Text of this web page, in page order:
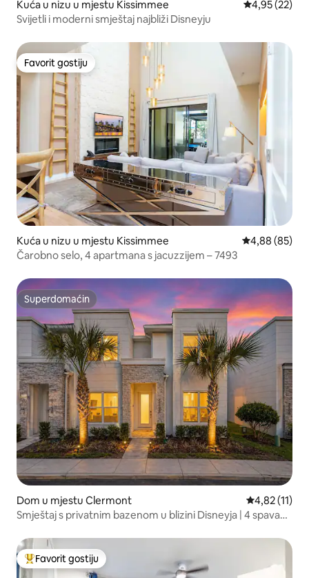
Kuća u nizu u mjestu Kissimmee Prosječna
4,95 (22)
Svijetli i moderni smještaj najbliži Disneyju
Favorit gostiju
Favorit gostiju
Kuća u nizu u mjestu Kissimmee Prosječna
4,88 (85)
Čarobno selo, 4 apartmana s jacuzzijem – 7493
Superdomaćin
Superdomaćin
Dom u mjestu Clermont Prosječna
4,82 (11)
Smještaj s privatnim bazenom u blizini Disneyja | 4 spavaće
Glavni favorit gostiju
Favorit gostiju